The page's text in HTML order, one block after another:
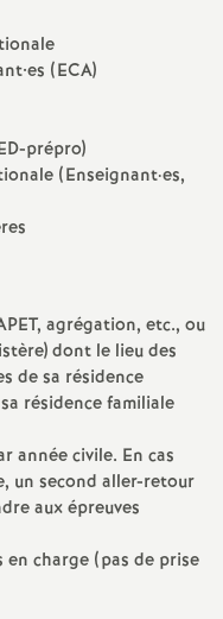
e
o
d
e
g
r
(ECA)
-prépro)
(Enseignant·es,
, agrégation, etc., ou
dont le lieu des
de sa résidence
résidence familiale
année civile. En cas
un second aller-retour
aux épreuves
charge (pas de prise